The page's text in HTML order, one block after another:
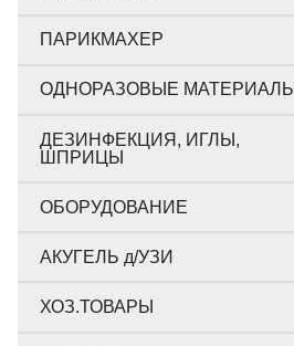
ПАРИКМАХЕР
ОДНОРАЗОВЫЕ МАТЕРИАЛЫ
ДЕЗИНФЕКЦИЯ, ИГЛЫ,
ШПРИЦЫ
ОБОРУДОВАНИЕ
АКУГЕЛЬ д/УЗИ
ХОЗ.ТОВАРЫ